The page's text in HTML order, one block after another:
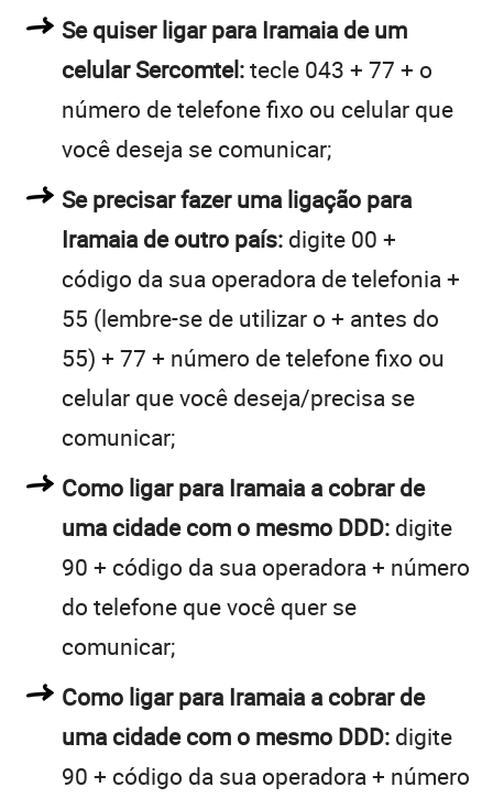
Se quiser ligar para Iramaia de um
celular Sercomtel:tecle 043 + 77 + o
número de telefone fixo ou celular que
você deseja se comunicar;
Se precisar fazer uma ligação para
Iramaia de outro país: digite 00 +
código da sua operadora de telefonia +
55 (lembre-se de utilizar o + antes do
55) + 77 + número de telefone fixo ou
celular que você deseja/precisa se
comunicar;
Como ligar para Iramaia a cobrar de
uma cidade com o mesmo DDD: digite
90 + código da sua operadora + número
do telefone que você quer se
comunicar;
Como ligar para Iramaia a cobrar de
uma cidade com o mesmo DDD: digite
90 + código da sua operadora + número